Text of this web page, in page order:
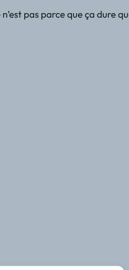
pas parce que ça dure